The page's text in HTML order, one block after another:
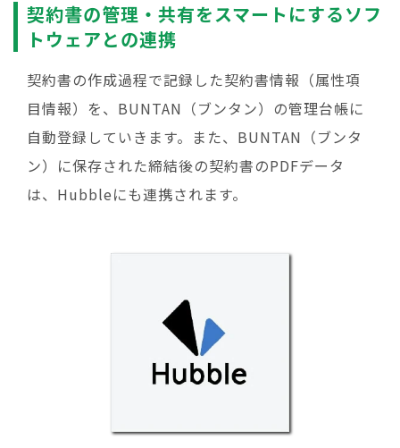
契約書の管理・共有をスマートにするソフ
トウェアとの連携
契約書の作成過程で記録した契約書情報（属性項
目情報）を、BUNTAN（ブンタン）の管理台帳に
自動登録していきます。また、BUNTAN（ブンタ
ン）に保存された締結後の契約書のPDFデータ
は、Hubbleにも連携されます。